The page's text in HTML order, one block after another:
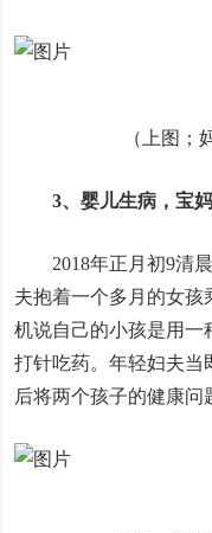
（上图；
3、婴儿生病，宝
2018年正月初9清
夫抱着一个多月的女孩
机说自己的小孩是用一
打针吃药。年轻妇夫当
后将两个孩子的健康问